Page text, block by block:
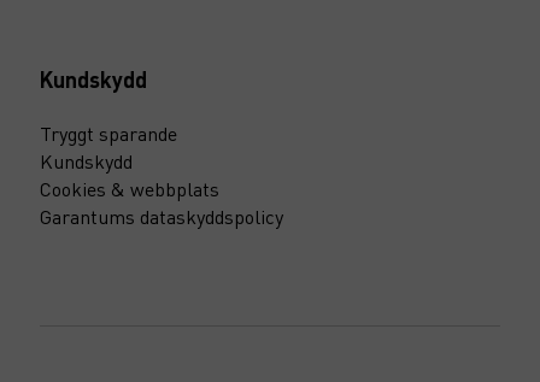
Kundskydd
Tryggt sparande
Kundskydd
Cookies & webbplats
Garantums dataskyddspolicy